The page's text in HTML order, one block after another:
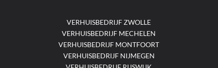
VERHUISBEDRIJF ZWOLLE
VERHUISBEDRIJF MECHELEN
VERHUISBEDRIJF MONTFOORT
VERHUISBEDRIJF NIJMEGEN